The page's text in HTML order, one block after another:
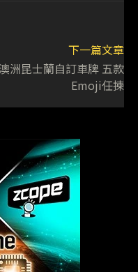
下一篇文章
洲昆士蘭自訂車牌 五款
Emoji任揀